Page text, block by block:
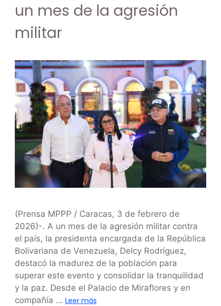
un mes de la agresión
militar
(Prensa MPPP / Caracas, 3 de febrero de
2026)-. A un mes de la agresión militar contra
el país, la presidenta encargada de la República
Bolivariana de Venezuela, Delcy Rodríguez,
destacó la madurez de la población para
superar este evento y consolidar la tranquilidad
y la paz. Desde el Palacio de Miraflores y en
compañía … Leer más